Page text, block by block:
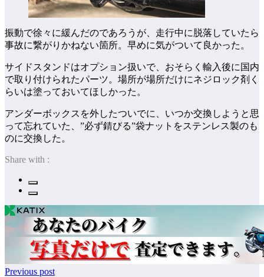
振動で徐々に緩んだのであろうが、走行中に脱落していたら
事故に繋がりかねない箇所。早めに気がついて良かった。
サイドスタンドはオプション扱いで、おそらく輸入後に国内
で取り付けられたパーツ。場所が場所だけにネジロック剤く
らいは塗っておいてほしかった。
アンダーボックスを外したついでに、いつか交換しようと思
って忘れていた、”必ず錆びる”袋ナットをステンレス製のも
のに交換した。
Share with :
Previous post